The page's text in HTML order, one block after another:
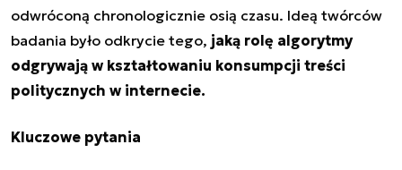
odwróconą chronologicznie osią czasu. Ideą twórców
badania było odkrycie tego, jaką rolę algorytmy
odgrywają w kształtowaniu konsumpcji treści
politycznych w internecie.
Kluczowe pytania